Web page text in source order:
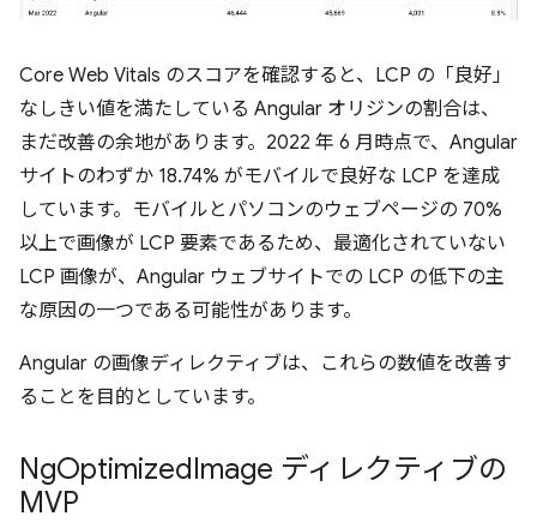
Core Web Vitals のスコアを確認すると、LCP の「良好」
なしきい値を満たしている Angular オリジンの割合は、
まだ改善の余地があります。2022 年 6 月時点で、Angular
サイトのわずか 18.74% がモバイルで良好な LCP を達成
しています。モバイルとパソコンのウェブページの 70%
以上で画像が LCP 要素であるため、最適化されていない
LCP 画像が、Angular ウェブサイトでの LCP の低下の主
な原因の一つである可能性があります。
Angular の画像ディレクティブは、これらの数値を改善す
ることを目的としています。
NgOptimizedImage ディレクティブの
MVP